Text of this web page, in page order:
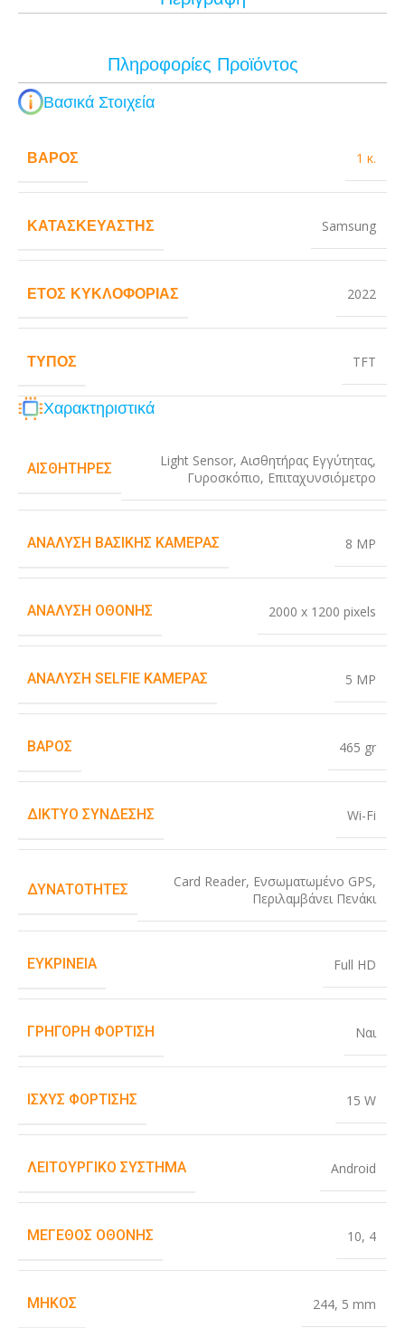
Πληροφορίες Προϊόντος
Βασικά Στοιχεία
ΒΆΡΟΣ 1 κ.
ΚΑΤΑΣΚΕΥΑΣΤΉΣ Samsung
ΈΤΟΣ ΚΥΚΛΟΦΟΡΊΑΣ 2022
ΤΎΠΟΣ TFT
Χαρακτηριστικά
ΑΙΣΘΗΤΉΡΕΣ Light Sensor, Αισθητήρας Εγγύτητας,
Γυροσκόπιο, Επιταχυνσιόμετρο
ΑΝΆΛΥΣΗ ΒΑΣΙΚΉΣ ΚΆΜΕΡΑΣ 8 MP
ΑΝΆΛΥΣΗ ΟΘΌΝΗΣ 2000 x 1200 pixels
ΑΝΆΛΥΣΗ SELFIE ΚΆΜΕΡΑΣ 5 MP
ΒΆΡΟΣ 465 gr
ΔΊΚΤΥΟ ΣΎΝΔΕΣΗΣ Wi-Fi
ΔΥΝΑΤΌΤΗΤΕΣ Card Reader, Ενσωματωμένο GPS,
Περιλαμβάνει Πενάκι
ΕΥΚΡΊΝΕΙΑ Full HD
ΓΡΉΓΟΡΗ ΦΌΡΤΙΣΗ Ναι
ΙΣΧΎΣ ΦΌΡΤΙΣΗΣ 15 W
ΛΕΙΤΟΥΡΓΙΚΌ ΣΎΣΤΗΜΑ Android
ΜΈΓΕΘΟΣ ΟΘΌΝΗΣ 10, 4
ΜΉΚΟΣ 244, 5 mm